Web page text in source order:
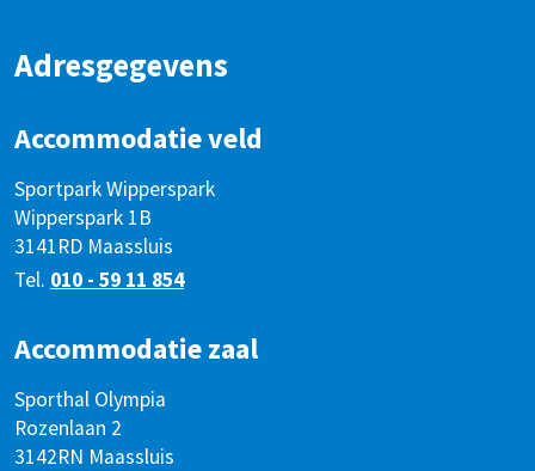
Adresgegevens
Accommodatie veld
Sportpark Wipperspark
Wipperspark 1B
3141RD Maassluis
Tel. 010 - 59 11 854
Accommodatie zaal
Sporthal Olympia
Rozenlaan 2
3142RN Maassluis